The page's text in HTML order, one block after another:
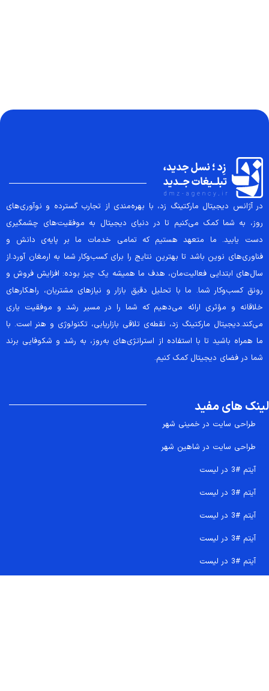
در آژانس دیجیتال مارکتینگ زد، با بهره‌مندی از تجارب گسترده و نوآوری‌های
روز، به شما کمک می‌کنیم تا در دنیای دیجیتال به موفقیت‌های چشمگیری
دست یابید. ما متعهد هستیم که تمامی خدمات ما بر پایه‌ی دانش و
فناوری‌های نوین باشد تا بهترین نتایج را برای کسب‌وکار شما به ارمغان آورد.از
سال‌های ابتدایی فعالیت‌مان، هدف ما همیشه یک چیز بوده: افزایش فروش و
رونق کسب‌وکار شما. ما با تحلیل دقیق بازار و نیازهای مشتریان، راهکارهای
خلاقانه و مؤثری ارائه می‌دهیم که شما را در مسیر رشد و موفقیت یاری
می‌کند.دیجیتال مارکتینگ زد، نقطه‌ی تلاقی بازاریابی، تکنولوژی و هنر است. با
ما همراه باشید تا با استفاده از استراتژی‌های به‌روز، به رشد و شکوفایی برند
شما در فضای دیجیتال کمک کنیم.
لینک های مفید
طراحی سایت در خمینی شهر
طراحی سایت در شاهین شهر
آیتم #3 در لیست
آیتم #3 در لیست
آیتم #3 در لیست
آیتم #3 در لیست
آیتم #3 در لیست